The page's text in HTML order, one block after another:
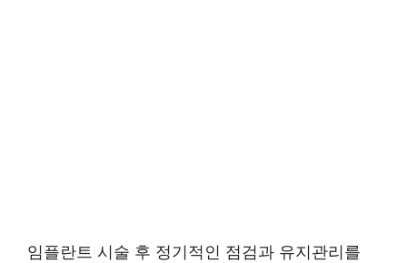
임플란트 시술 후 정기적인 점검과 유지관리를